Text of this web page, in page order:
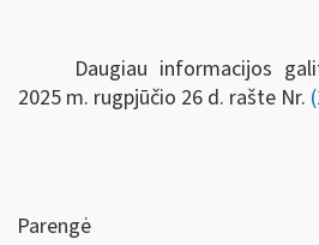
Daugiau informacijos
2025 m. rugpjūčio 26 d. rašte Nr.
Parengė